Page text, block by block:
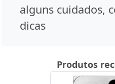
alguns cuidados,
dicas
Produtos